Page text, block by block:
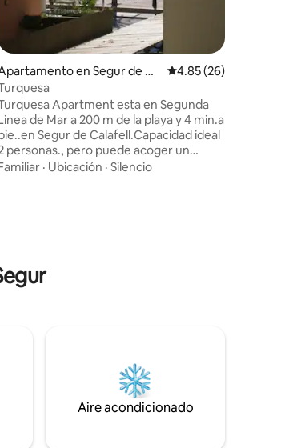
4.85 de 5, 87 reseñas
en Segur de Ca
Calificación
4.85 (26)
Apartment esta en Segunda
de Mar a 200 m de la playa y 4 min.a
Segur de Calafell.Capacidad ideal
acoger un
de 3 personas si se trata de
te ofrece Segur de Calafell y de la
de Turquesa Apartment.
· Ubicación · Silencio
Aire acondicionado